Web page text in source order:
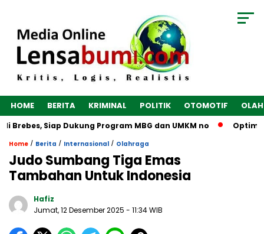
HOME BERITA KRIMINAL POLITIK OTOMOTIF
Siap Dukung Program MBG dan UMKM no
Home / Berita / Internasional / Olahraga
Judo Sumbang Tiga Emas
Tambahan Untuk Indonesia
Hafiz
Jumat, 12 Desember 2025 - 11:34 WIB